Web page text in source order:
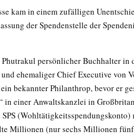
kam in einem zufälligen
der Spendenstelle der
persönlicher Buchhalter in
ehemaliger Chief Executive von
bekannter Philanthrop, bevor er
in einer Anwaltskanzlei in
Millionen (nur sechs Millionen